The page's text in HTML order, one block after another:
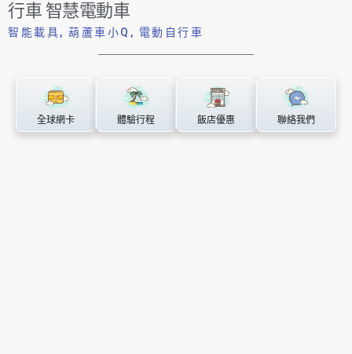
行車 智慧電動車
智能載具, 葫蘆車小Q , 電動自行車
全球網卡 體驗行程 飯店優惠 聯絡我們